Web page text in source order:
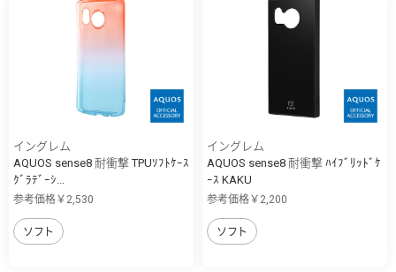
イングレム
AQUOS sense8 耐衝撃 TPUｿﾌﾄｹｰｽ
ｸﾞﾗﾃﾞｰｼ...
参考価格￥2,530
ソフト
イングレム
AQUOS sense8 耐衝撃 ﾊｲﾌﾞﾘｯﾄﾞｹ
ｰｽ KAKU
参考価格￥2,200
ソフト